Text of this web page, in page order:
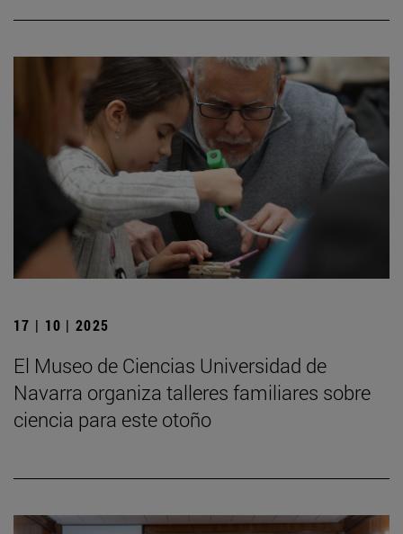
17 | 10 | 2025
El Museo de Ciencias Universidad de
Navarra organiza talleres familiares sobre
ciencia para este otoño